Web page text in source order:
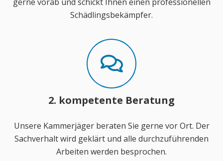
Schädlingsbekämpfer.
2. kompetente Beratung
Unsere Kammerjäger beraten Sie gerne vor Ort. Der
Sachverhalt wird geklärt und alle durchzuführenden
Arbeiten werden besprochen.